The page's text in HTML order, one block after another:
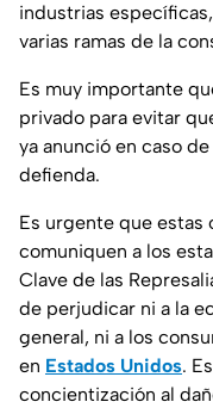
industrias
varias ramas de la
Es muy importante
privado para evitar
ya anunció en caso
defienda.
Es urgente que estas
comuniquen a los
Clave de las
de perjudicar ni a la
general, ni a los
en Estados Unidos.
concientización al